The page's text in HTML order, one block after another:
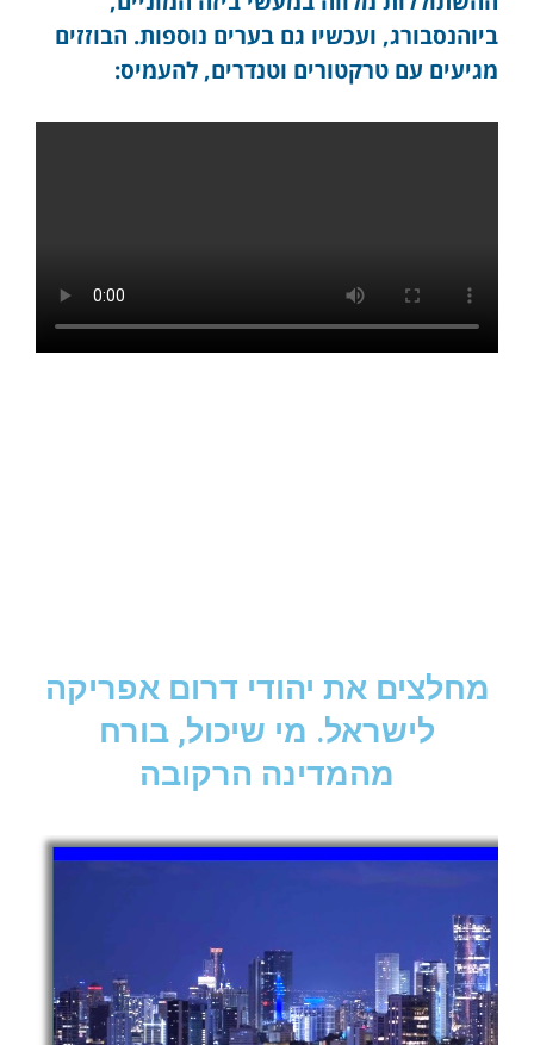
ביוהנסבורג, ועכשיו גם בערים נוספות. הבוזזים
מגיעים עם טרקטורים וטנדרים, להעמיס:
מחלצים את יהודי דרום אפריקה
לישראל. מי שיכול, בורח
מהמדינה הרקובה